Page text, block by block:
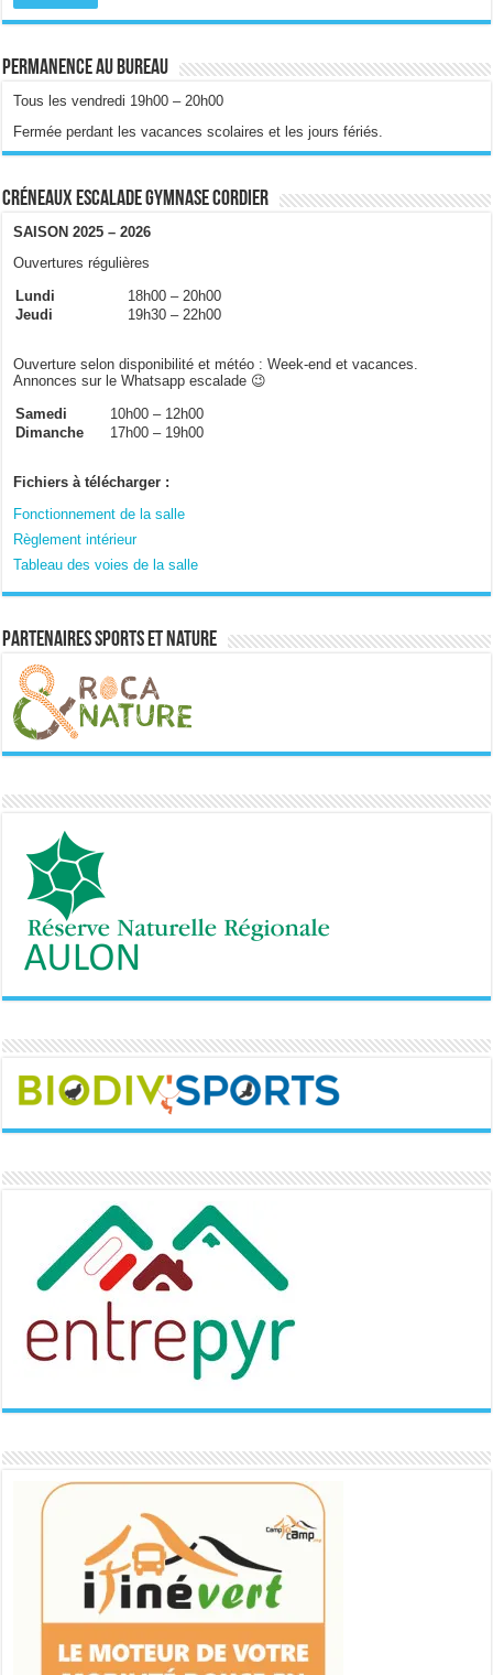
Permanence au bureau
Tous les vendredi 19h00 – 20h00
Fermée perdant les vacances scolaires et les jours fériés.
Créneaux escalade gymnase Cordier
SAISON 2025 – 2026
Ouvertures régulières
Lundi
18h00 – 20h00
Jeudi
19h30 – 22h00
Ouverture selon disponibilité et météo : Week-end et vacances.
Annonces sur le Whatsapp escalade 😉
Samedi
10h00 – 12h00
Dimanche
17h00 – 19h00
Fichiers à télécharger :
Fonctionnement de la salle
Règlement intérieur
Tableau des voies de la salle
Partenaires sports et nature